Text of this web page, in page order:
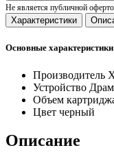
Не является публичной
Характеристики
Основные характеристики
Производитель
Устройство
Объем
Цвет черный
Описание